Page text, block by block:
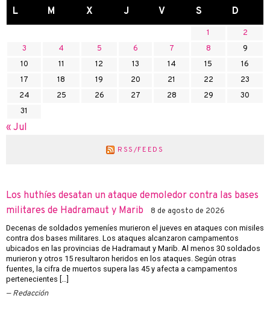
L M X J V S D
1
2
3
4 5 6 7 8
9
10
11 12 13 14 15
16
17
18 19 20 21 22
23
24
25 26 27 28 29
30
31
« Jul
RSS/FEEDS
Los huthíes desatan un ataque demoledor contra las bases
militares de Hadramaut y Marib
8 de agosto de 2026
Decenas de soldados yemeníes murieron el jueves en ataques con misiles
contra dos bases militares. Los ataques alcanzaron campamentos
ubicados en las provincias de Hadramaut y Marib. Al menos 30 soldados
murieron y otros 15 resultaron heridos en los ataques. Según otras
fuentes, la cifra de muertos supera las 45 y afecta a campamentos
pertenecientes […]
Redacción